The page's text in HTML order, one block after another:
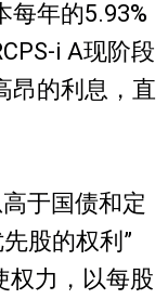
每年的5.93%
i A现阶段
昂的利息，直
于国债和定
股的权利”
权力，以每股